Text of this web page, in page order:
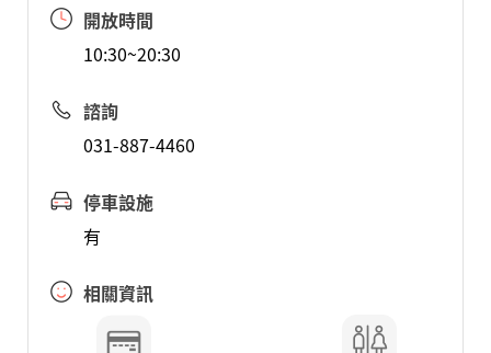
開放時間
10:30~20:30
諮詢
031-887-4460
停車設施
有
相關資訊